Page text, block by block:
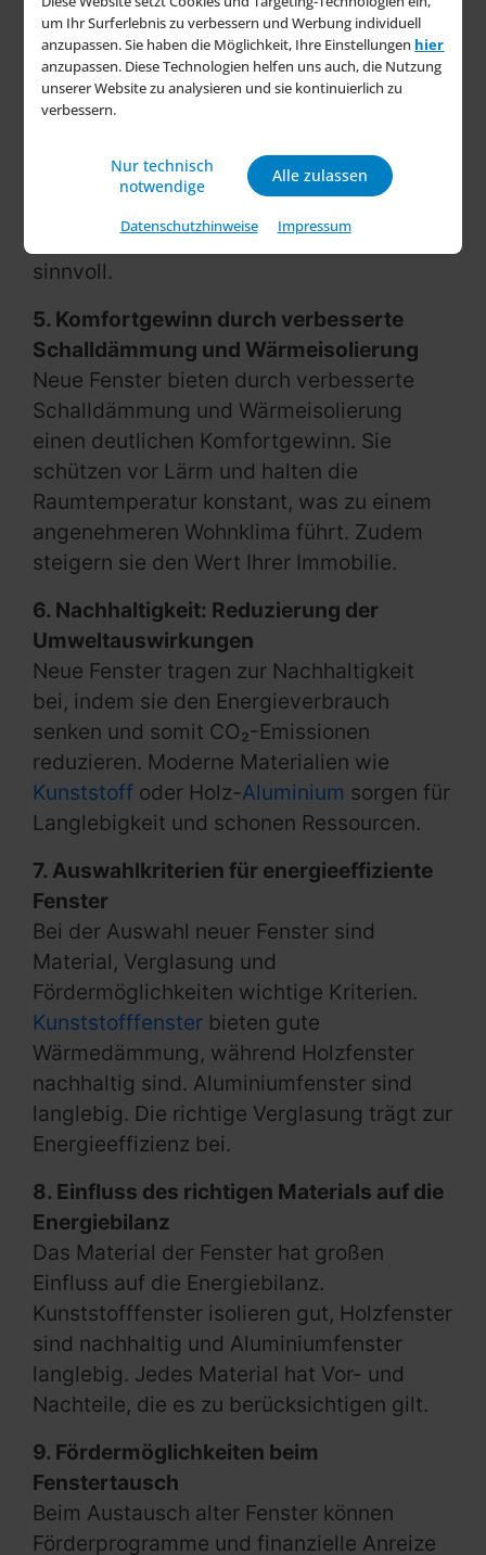
um Ihr Surferlebnis zu verbessern und Werbung individuell
anzupassen. Sie haben die Möglichkeit, Ihre Einstellungen hier
anzupassen. Diese Technologien helfen uns auch, die Nutzung
unserer Website zu analysieren und sie kontinuierlich zu
verbessern.
Nur technisch
notwendige
Alle zulassen
Datenschutzhinweise Impressum
4. Kostenersparnis durch moderne
Fenster
Moderne Fenster führen zu erheblichen
Kostenersparnissen durch reduzierten
Energieverbrauch. Sie bieten verbesserte
Wärmeisolierung und Schalldämmung, was
moderner Fenster ist zudem ökologisch
sinnvoll.
5. Komfortgewinn durch verbesserte
Schalldämmung und Wärmeisolierung
Neue Fenster bieten durch verbesserte
Schalldämmung und Wärmeisolierung
einen deutlichen Komfortgewinn. Sie
schützen vor Lärm und halten die
Raumtemperatur konstant, was zu einem
angenehmeren Wohnklima führt. Zudem
steigern sie den Wert Ihrer Immobilie.
6. Nachhaltigkeit: Reduzierung der
Umweltauswirkungen
Neue Fenster tragen zur Nachhaltigkeit
bei, indem sie den Energieverbrauch
senken und somit CO₂-Emissionen
reduzieren. Moderne Materialien wie
Kunststoff oder Holz-Aluminium sorgen für
Langlebigkeit und schonen Ressourcen.
7. Auswahlkriterien für energieeffiziente
Fenster
Bei der Auswahl neuer Fenster sind
Material, Verglasung und
Fördermöglichkeiten wichtige Kriterien.
Kunststofffenster bieten gute
Wärmedämmung, während Holzfenster
nachhaltig sind. Aluminiumfenster sind
langlebig. Die richtige Verglasung trägt zur
Energieeffizienz bei.
8. Einfluss des richtigen Materials auf die
Energiebilanz
Das Material der Fenster hat großen
Einfluss auf die Energiebilanz.
Kunststofffenster isolieren gut, Holzfenster
sind nachhaltig und Aluminiumfenster
langlebig. Jedes Material hat Vor- und
Nachteile, die es zu berücksichtigen gilt.
9. Fördermöglichkeiten beim
Fenstertausch
Beim Austausch alter Fenster können
Förderprogramme und finanzielle Anreize